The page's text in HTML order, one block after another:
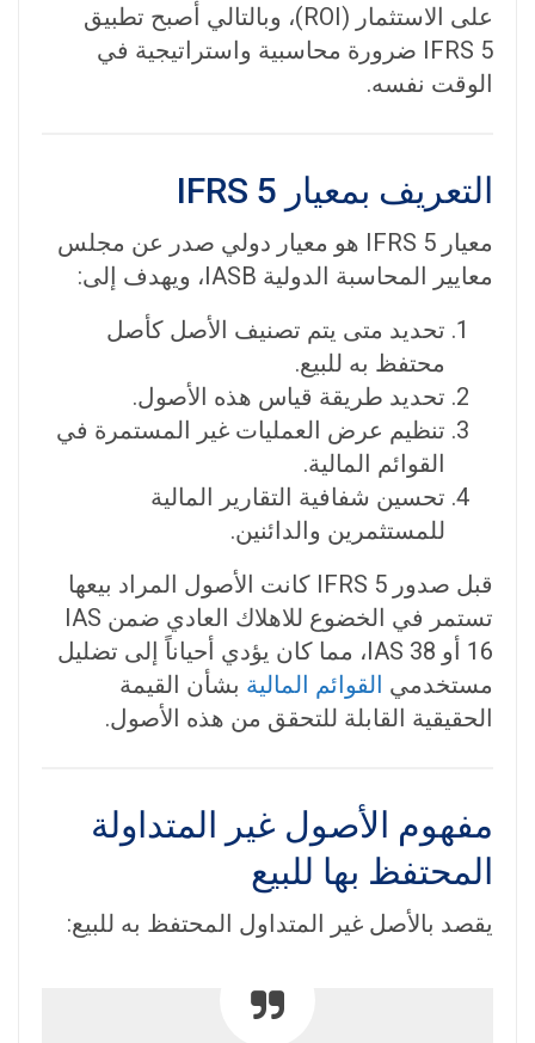
على الاستثمار (ROI)، وبالتالي أصبح تطبيق
IFRS 5 ضرورة محاسبية واستراتيجية في
الوقت نفسه.
التعريف بمعيار IFRS 5
معيار IFRS 5 هو معيار دولي صدر عن مجلس
معايير المحاسبة الدولية IASB، ويهدف إلى:
تحديد متى يتم تصنيف الأصل كأصل
محتفظ به للبيع.
تحديد طريقة قياس هذه الأصول.
تنظيم عرض العمليات غير المستمرة في
القوائم المالية.
تحسين شفافية التقارير المالية
للمستثمرين والدائنين.
قبل صدور IFRS 5 كانت الأصول المراد بيعها
تستمر في الخضوع للاهلاك العادي ضمن IAS
16 أو IAS 38، مما كان يؤدي أحياناً إلى تضليل
مستخدمي القوائم المالية بشأن القيمة
الحقيقية القابلة للتحقق من هذه الأصول.
مفهوم الأصول غير المتداولة
المحتفظ بها للبيع
يقصد بالأصل غير المتداول المحتفظ به للبيع: